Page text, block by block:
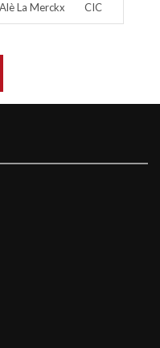
La Merckx CIC